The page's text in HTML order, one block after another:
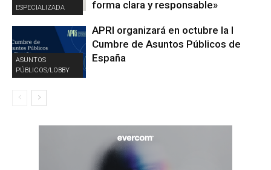
ESPECIALIZADA
forma clara y responsable»
ASUNTOS
PÚBLICOS/LOBBY
APRI organizará en octubre la I
Cumbre de Asuntos Públicos de
España